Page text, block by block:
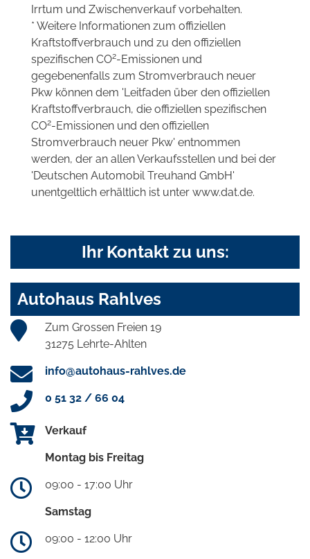
Irrtum und Zwischenverkauf vorbehalten.
* Weitere Informationen zum offiziellen
Kraftstoffverbrauch und zu den offiziellen
spezifischen CO2-Emissionen und
gegebenenfalls zum Stromverbrauch neuer
Pkw können dem 'Leitfaden über den offiziellen
Kraftstoffverbrauch, die offiziellen spezifischen
CO2-Emissionen und den offiziellen
Stromverbrauch neuer Pkw' entnommen
werden, der an allen Verkaufsstellen und bei der
'Deutschen Automobil Treuhand GmbH'
unentgeltlich erhältlich ist unter www.dat.de.
Ihr Kontakt zu uns:
Autohaus Rahlves
Zum Grossen Freien 19
31275 Lehrte-Ahlten
info@autohaus-rahlves.de
0 51 32 / 66 04
Verkauf
Montag bis Freitag
09:00 - 17:00 Uhr
Samstag
09:00 - 12:00 Uhr